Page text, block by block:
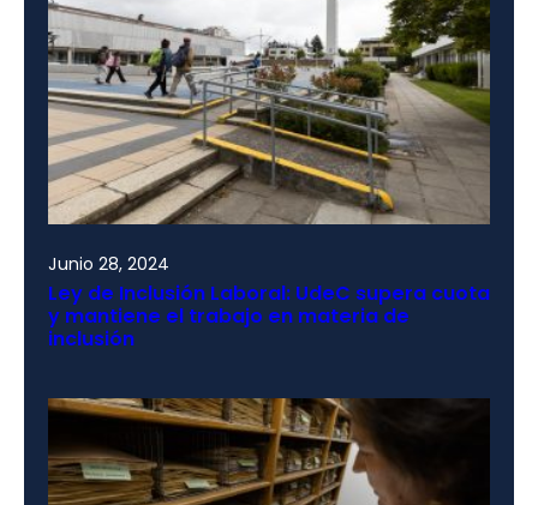
Junio 28, 2024
Ley de Inclusión Laboral: UdeC supera cuota
y mantiene el trabajo en materia de
inclusión